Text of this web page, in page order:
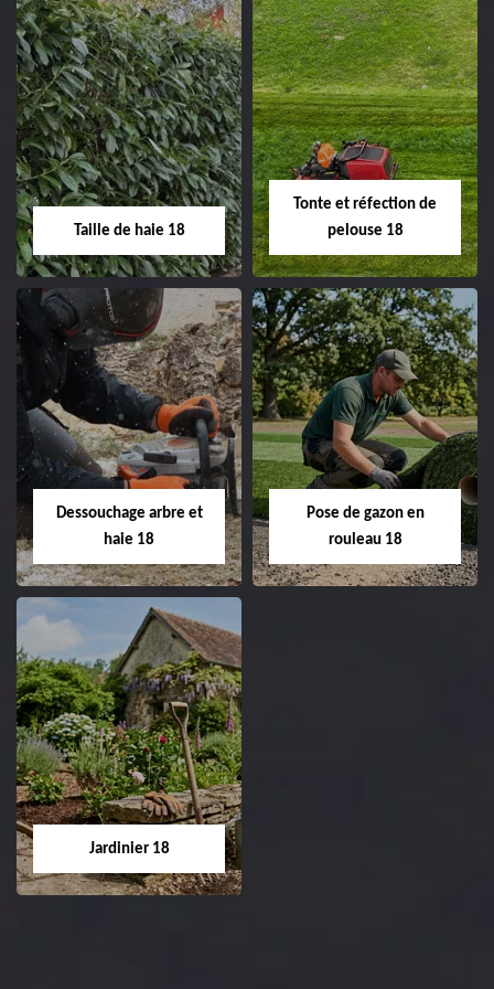
Elagage d'arbre 18
Entreprise élagage
d'arbre 18 Cher tel:
02.52.56.49.40
Abattage d'arbres
18
Entreprise abattage
Taille de haie 18
Taille de haie 18
Entreprise taille de haie
18 Cher tel:
02.52.56.49.40
Tonte et réfection de
pelouse 18
Tonte et réfection
de pelouse 18
Entreprise tonte et
Cher tel: 02.52.56.49.40
Dessouchage arbre et
haie 18
Dessouchage arbre
et haie 18
Entreprise dessouchage
arbre et haie 18 Cher
Pose de gazon en
rouleau 18
Jardinier 18